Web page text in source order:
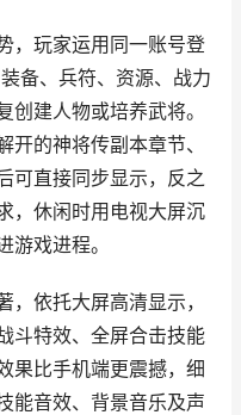
，玩家运用同一账号登
备、兵符、资源、战力
创建人物或培养武将。
的神将传副本章节、
可直接同步显示，反之
，休闲时用电视大屏沉
游戏进程。
，依托大屏高清显示，
斗特效、全屏合击技能
果比手机端更震撼，细
能音效、背景音乐及声